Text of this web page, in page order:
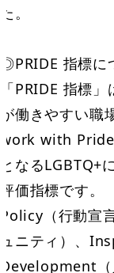
た。
◎PRIDE 指標に
「PRIDE 指標
が働きやすい職
work with
となるLGBTQ+
評価指標です。
Policy（行動宣
ュニティ）、
Development（